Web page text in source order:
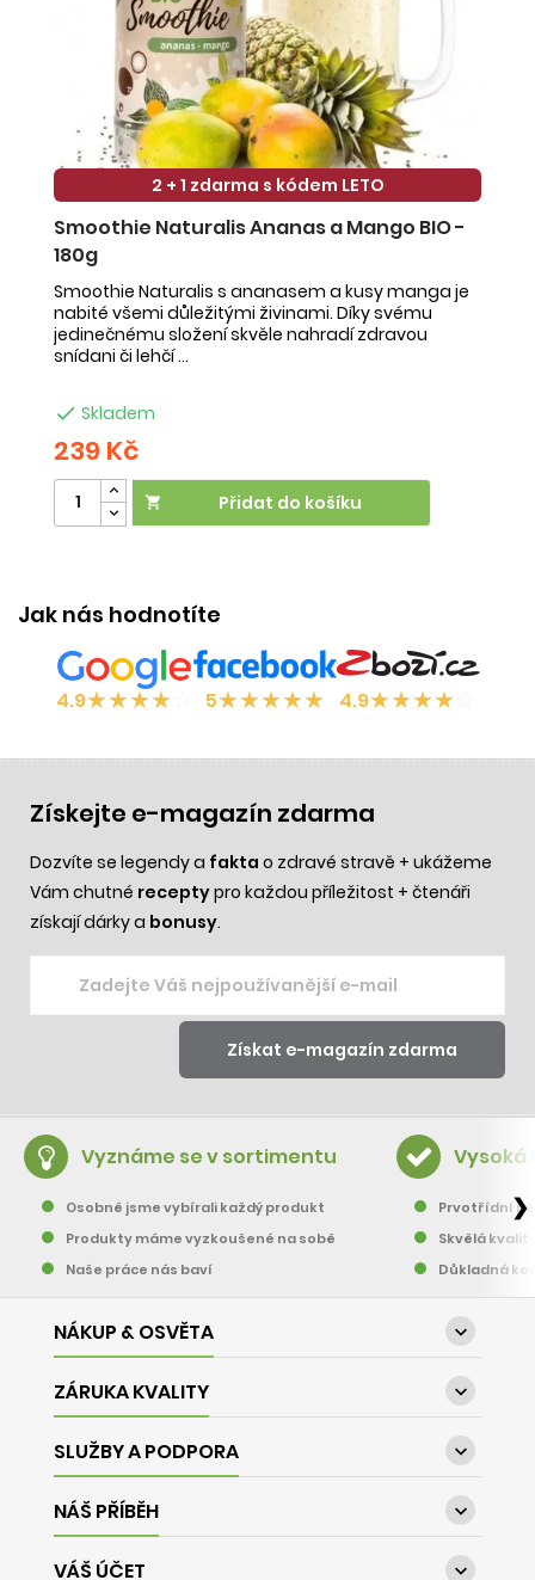
2 + 1 zdarma s kódem LETO
Smoothie Naturalis Ananas a Mango BIO -
180g
Smoothie Naturalis s ananasem a kusy manga je
nabité všemi důležitými živinami. Díky svému
jedinečnému složení skvěle nahradí zdravou
snídani či lehčí ...
 Skladem
239 Kč
 Přidat do košíku
Jak nás hodnotíte
4.9★★★★ 5★★★★★ 4.9★★★★
Získejte e-magazín zdarma
Dozvíte se legendy a fakta o zdravé stravě + ukážeme
Vám chutné receptypro každou příležitost + čtenáři
získají dárky a bonusy.
Vyznáme se v sortimentu
Osobně jsme vybírali každý produkt
Produkty máme vyzkoušené na sobě
Naše práce nás baví
Vysoká
Prvotřídní
Skvělá
Důkladná
❯
NÁKUP & OSVĚTA 
ZÁRUKA KVALITY 
SLUŽBY A PODPORA 
NÁŠ PŘÍBĚH 
VÁŠ ÚČET 